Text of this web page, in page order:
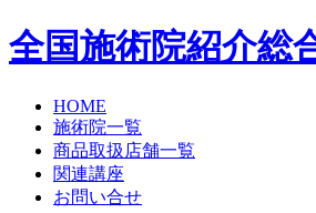
全国施術院紹介総
HOME
施術院一覧
商品取扱店舗一覧
関連講座
お問い合せ